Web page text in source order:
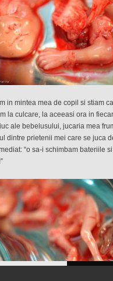
in mintea mea de copil si stiam
la culcare, la aceeasi ora in
ale bebelusului, jucaria mea
dintre prietenii mei care se juca
“o sa-i schimbam bateriile